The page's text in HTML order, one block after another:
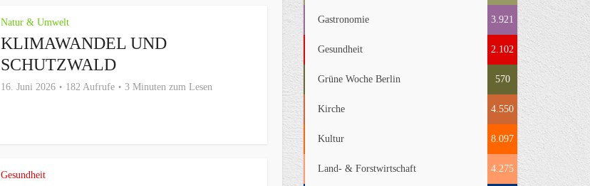
Natur & Umwelt
KLIMAWANDEL UND
SCHUTZWALD
16. Juni 2026 182 Aufrufe 3 Minuten zum Lesen
Gesundheit
Gastronomie 3.921
Gesundheit 2.102
Grüne Woche Berlin 570
Kirche 4.550
Kultur 8.097
Land- & Forstwirtschaft 4.275